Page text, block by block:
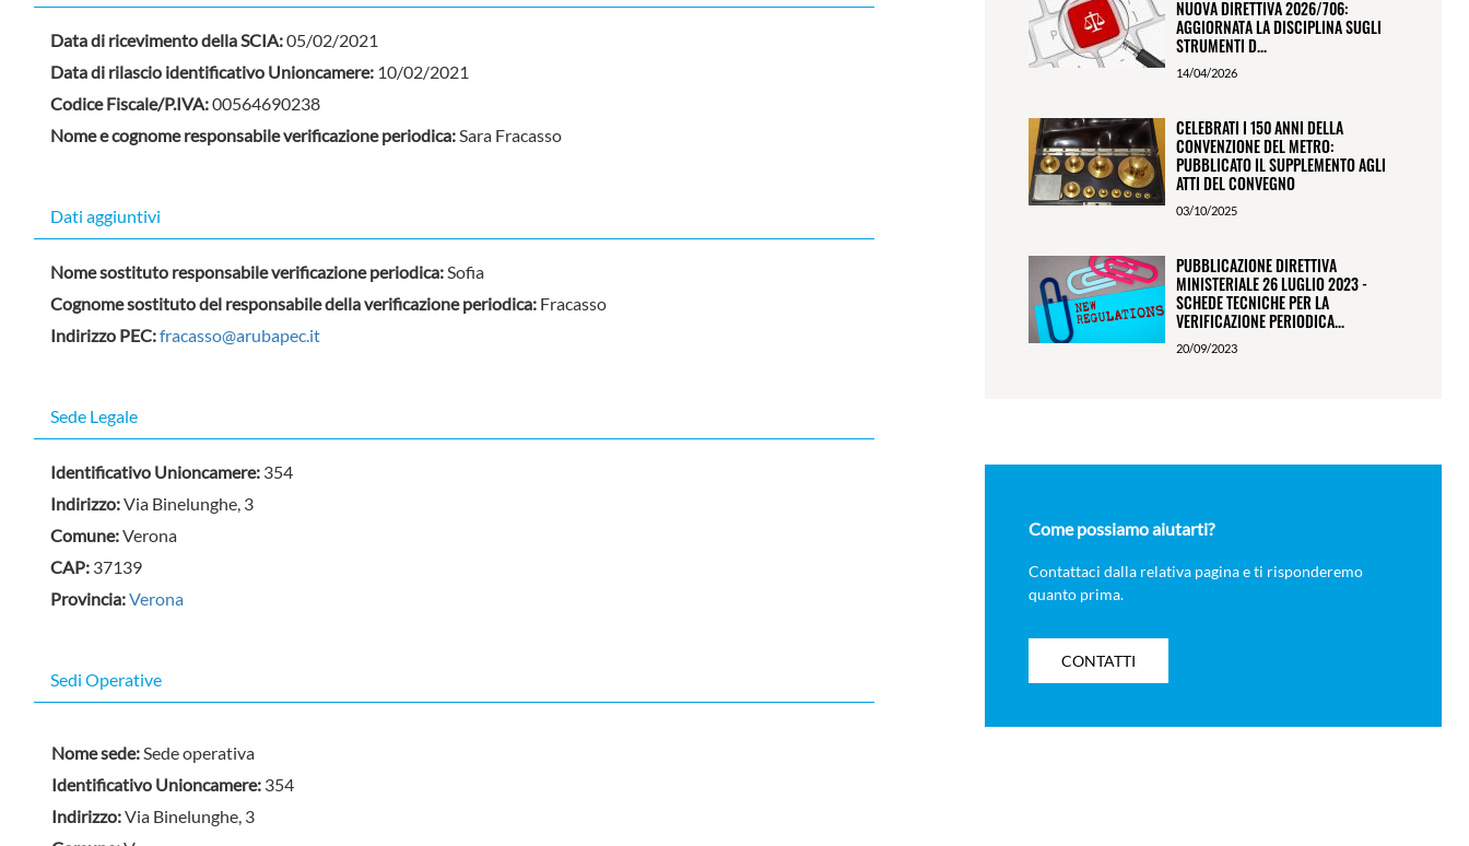
Data di ricevimento della SCIA:05/02/2021
Data di rilascio identificativo Unioncamere: 10/02/2021
Codice Fiscale/P.IVA:00564690238
Nome e cognome responsabile verificazione periodica:Sara Fracasso
Dati aggiuntivi
Nome sostituto responsabile verificazione periodica:Sofia
Cognome sostituto del responsabile della verificazione periodica: Fracasso
Indirizzo PEC:fracasso@arubapec.it
Sede Legale
Identificativo Unioncamere: 354
Indirizzo:Via Binelunghe, 3
Comune:Verona
CAP: 37139
Provincia:Verona
Sedi Operative
Nome sede:Sede operativa
Identificativo Unioncamere: 354
Indirizzo:Via Binelunghe, 3
NUOVA DIRETTIVA 2026/706:
AGGIORNATA LA DISCIPLINA SUGLI
STRUMENTI D...
14/04/2026
CELEBRATI I 150 ANNI DELLA
CONVENZIONE DEL METRO:
PUBBLICATO IL SUPPLEMENTO AGLI
ATTI DEL CONVEGNO
03/10/2025
PUBBLICAZIONE DIRETTIVA
MINISTERIALE 26 LUGLIO 2023 -
SCHEDE TECNICHE PER LA
VERIFICAZIONE PERIODICA...
20/09/2023
Come possiamo aiutarti?
Contattaci dalla relativa pagina e ti risponderemo
quanto prima.
CONTATTI